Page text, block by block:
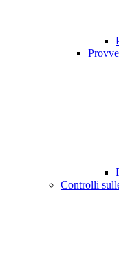
Controlli